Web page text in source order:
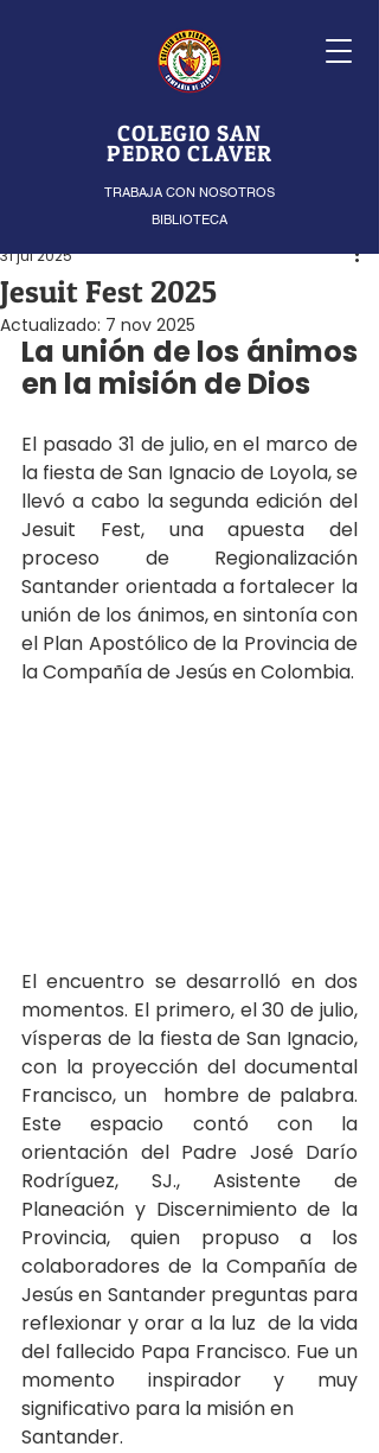
COLEGIO SAN
PEDRO CLAVER
TRABAJA CON NOSOTROS
BIBLIOTECA
Jesuit Fest 2025
31 jul 2025
Actualizado: 7 nov 2025
La unión de los ánimos
en la misión de Dios
El pasado 31 de julio, en el marco de
la fiesta de San Ignacio de Loyola, se
llevó a cabo la segunda edición del
Jesuit Fest, una apuesta del
proceso de Regionalización
Santander orientada a fortalecer la
unión de los ánimos, en sintonía con
el Plan Apostólico de la Provincia de
la Compañía de Jesús en Colombia.
El encuentro se desarrolló en dos
momentos. El primero, el 30 de julio,
vísperas de la fiesta de San Ignacio,
con la proyección del documental
Francisco, un  hombre de palabra.
Este espacio contó con la
orientación del Padre José Darío
Rodríguez, SJ., Asistente de
Planeación y Discernimiento de la
Provincia, quien propuso a los
colaboradores de la Compañía de
Jesús en Santander preguntas para
reflexionar y orar a la luz  de la vida
del fallecido Papa Francisco. Fue un
momento inspirador y muy
significativo para la misión en
Santander.